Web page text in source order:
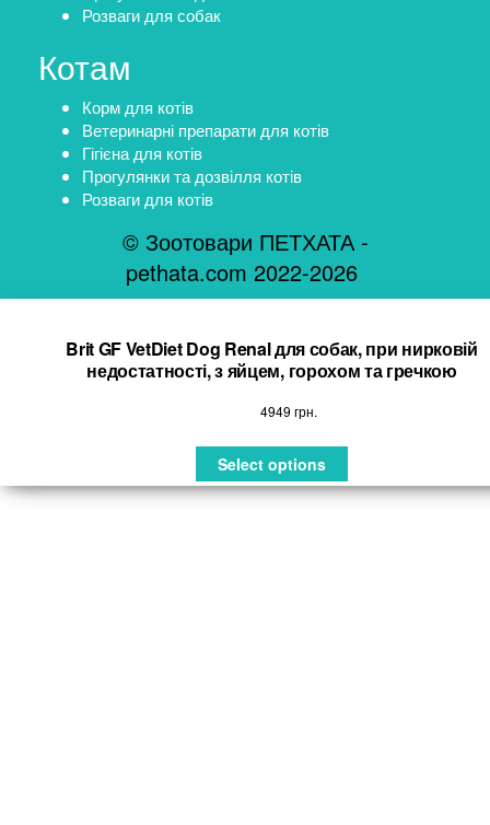
Розваги для собак
Котам
Корм для котів
Ветеринарні препарати для котів
Гігієна для котів
Прогулянки та дозвілля котів
Розваги для котів
© Зоотовари ПЕТХАТА -
pethata.com 2022-2026
Brit GF VetDiet Dog Renal для собак, при нирковій
недостатності, з яйцем, горохом та гречкою
4949 грн.
Select options